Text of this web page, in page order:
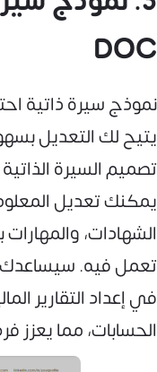
DOC
يتيح لك التعديل
تصميم السيرة
يمكنك تعديل
الشهادات،
تعمل فيه. سيساعدك
في إعداد التقارير
الحسابات، مما